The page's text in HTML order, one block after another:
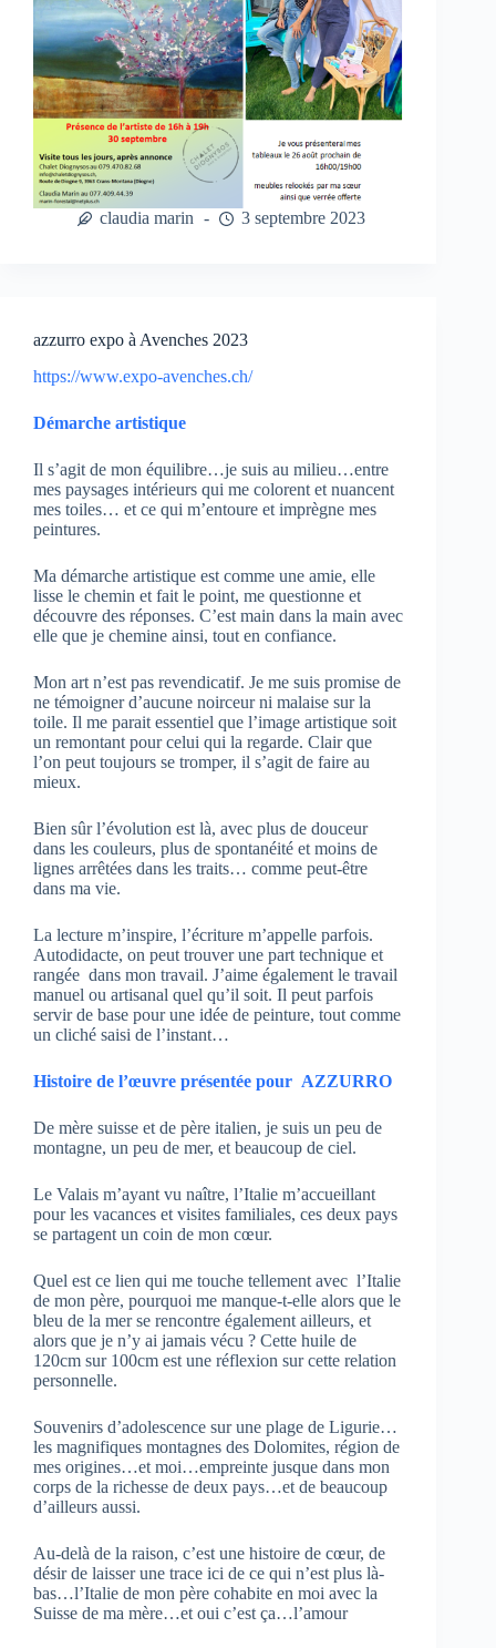
claudia marin 3 septembre 2023
azzurro expo à Avenches 2023
https://www.expo-avenches.ch/
Démarche artistique
Il s’agit de mon équilibre…je suis au milieu…entre
mes paysages intérieurs qui me colorent et nuancent
mes toiles… et ce qui m’entoure et imprègne mes
peintures.
Ma démarche artistique est comme une amie, elle
lisse le chemin et fait le point, me questionne et
découvre des réponses. C’est main dans la main avec
elle que je chemine ainsi, tout en confiance.
Mon art n’est pas revendicatif. Je me suis promise de
ne témoigner d’aucune noirceur ni malaise sur la
toile. Il me parait essentiel que l’image artistique soit
un remontant pour celui qui la regarde. Clair que
l’on peut toujours se tromper, il s’agit de faire au
mieux.
Bien sûr l’évolution est là, avec plus de douceur
dans les couleurs, plus de spontanéité et moins de
lignes arrêtées dans les traits… comme peut-être
dans ma vie.
La lecture m’inspire, l’écriture m’appelle parfois.
Autodidacte, on peut trouver une part technique et
rangée dans mon travail. J’aime également le travail
manuel ou artisanal quel qu’il soit. Il peut parfois
servir de base pour une idée de peinture, tout comme
un cliché saisi de l’instant…
Histoire de l’œuvre présentée pour AZZURRO
De mère suisse et de père italien, je suis un peu de
montagne, un peu de mer, et beaucoup de ciel.
Le Valais m’ayant vu naître, l’Italie m’accueillant
pour les vacances et visites familiales, ces deux pays
se partagent un coin de mon cœur.
Quel est ce lien qui me touche tellement avec l’Italie
de mon père, pourquoi me manque-t-elle alors que le
bleu de la mer se rencontre également ailleurs, et
alors que je n’y ai jamais vécu ? Cette huile de
120cm sur 100cm est une réflexion sur cette relation
personnelle.
Souvenirs d’adolescence sur une plage de Ligurie…
les magnifiques montagnes des Dolomites, région de
mes origines…et moi…empreinte jusque dans mon
corps de la richesse de deux pays…et de beaucoup
d’ailleurs aussi.
Au-delà de la raison, c’est une histoire de cœur, de
désir de laisser une trace ici de ce qui n’est plus là-
bas…l’Italie de mon père cohabite en moi avec la
Suisse de ma mère…et oui c’est ça…l’amour